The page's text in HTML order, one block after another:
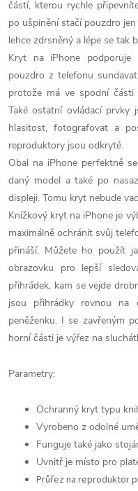
částí, kterou rychle
po ušpinění stačí pouzdro
lehce zdrsněný a lépe se tak
Kryt na iPhone podporuje
pouzdro z telefonu
protože má ve spodní části
Také ostatní ovládací prvky
hlasitost, fotografovat a
reproduktory jsou odkryté.
Obal na iPhone perfektně
daný model a také po
displeji. Tomu kryt nebude
Knížkový kryt na iPhone je
maximálně ochránit svůj
přináší. Můžete ho použít
obrazovku pro lepší
přihrádek, kam se vejde
jsou přihrádky rovnou na
peněženku. I se zavřeným
horní části je výřez na
Parametry:
Ochranný kryt typu
Vyrobeno z odolné
Funguje také jako
Uvnitř je místo pro
Průřez na reproduktor